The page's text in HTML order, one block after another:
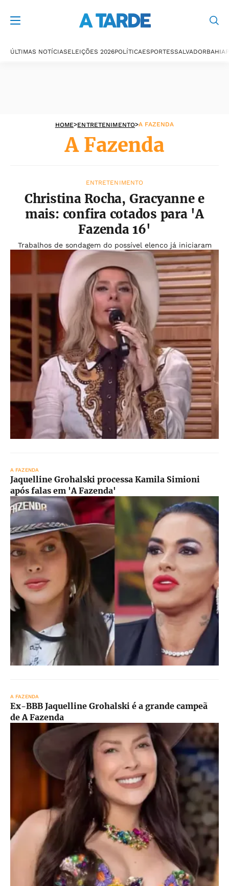
ÚLTIMAS NOTÍCIASELEIÇÕES 2026POLÍTICAESPORTESSALVADORBAHIA
HOME>ENTRETENIMENTO>A FAZENDA
A Fazenda
ENTRETENIMENTO
Christina Rocha, Gracyanne e
mais: confira cotados para 'A
Fazenda 16'
Trabalhos de sondagem do possível elenco já iniciaram
A FAZENDA
Jaquelline Grohalski processa Kamila Simioni
após falas em 'A Fazenda'
A FAZENDA
Ex-BBB Jaquelline Grohalski é a grande campeã
de A Fazenda